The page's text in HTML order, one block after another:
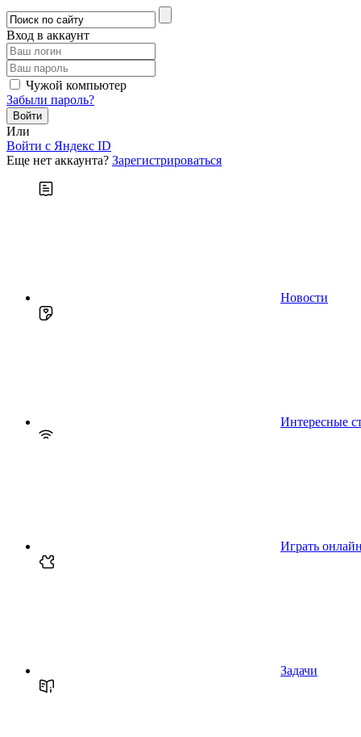
Вход в аккаунт
Чужой компьютер
Забыли пароль?
Или
Войти c Яндекс ID
Еще нет аккаунта? Зарегистрироваться
Новости
Интересные
Играть онлайн
Задачи